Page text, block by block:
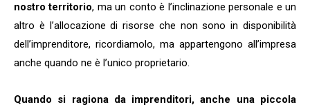
nostro territorio, ma un conto è l’inclinazione personale e un
altro è l’allocazione di risorse che non sono in disponibilità
dell’imprenditore, ricordiamolo, ma appartengono all’impresa
anche quando ne è l’unico proprietario.
Quando si ragiona da imprenditori, anche una piccola